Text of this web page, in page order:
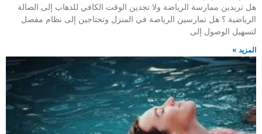
هل تريدين ممارسة الرياضة ولا تجدين الوقت الكافي للذهاب إلى الصالة
الرياضية ؟ هل تمارسين الرياضة في المنزل وتحتاجين إلى نظام مفصل
لتسهيل الوصول إلى
المزيد »